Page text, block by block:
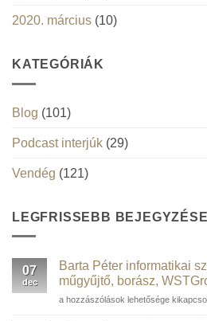
2020. március (10)
KATEGÓRIÁK
Blog (101)
Podcast interjúk (29)
Vendég (121)
LEGFRISSEBB
07
dec
Barta Péter informatikai
műgyűjtő, borász,
Barta
a hozzászólások lehetősége